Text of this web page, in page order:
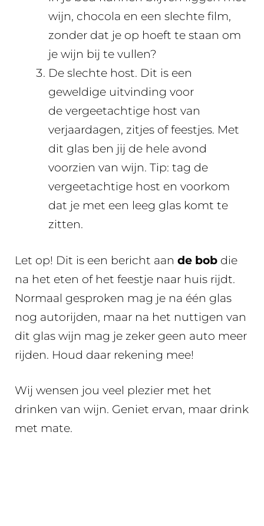
wijn, chocola en een slechte film,
zonder dat je op hoeft te staan om
je wijn bij te vullen?
De slechte host. Dit is een
geweldige uitvinding voor
de vergeetachtige host van
verjaardagen, zitjes of feestjes. Met
dit glas ben jij de hele avond
voorzien van wijn. Tip: tag de
vergeetachtige host en voorkom
dat je met een leeg glas komt te
zitten.
Let op! Dit is een bericht aan de bob die
na het eten of het feestje naar huis rijdt.
Normaal gesproken mag je na één glas
nog autorijden, maar na het nuttigen van
dit glas wijn mag je zeker geen auto meer
rijden. Houd daar rekening mee!
Wij wensen jou veel plezier met het
drinken van wijn. Geniet ervan, maar drink
met mate.